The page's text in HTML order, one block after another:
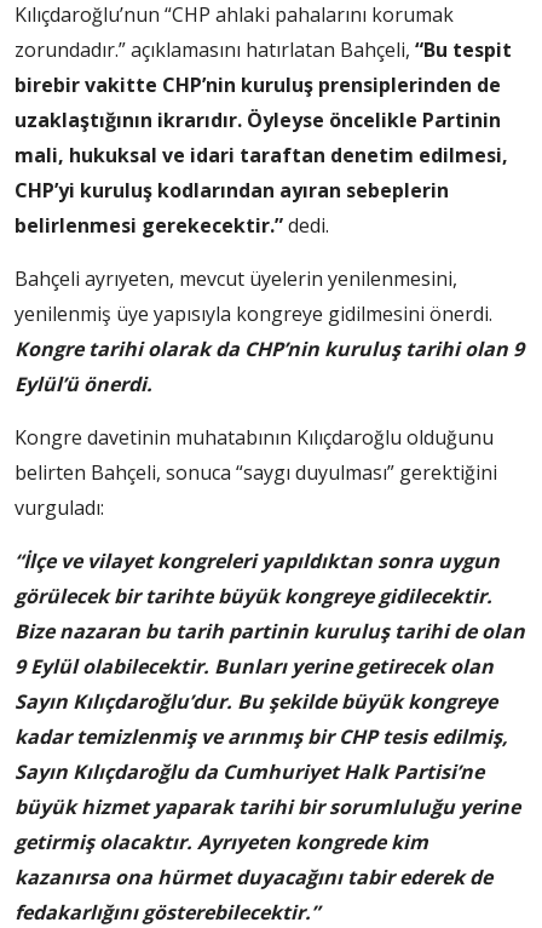
Kılıçdaroğlu’nun “CHP ahlaki pahalarını korumak
zorundadır.” açıklamasını hatırlatan Bahçeli, “Bu tespit
birebir vakitte CHP’nin kuruluş prensiplerinden de
uzaklaştığının ikrarıdır. Öyleyse öncelikle Partinin
mali, hukuksal ve idari taraftan denetim edilmesi,
CHP’yi kuruluş kodlarından ayıran sebeplerin
belirlenmesi gerekecektir.”dedi.
Bahçeli ayrıyeten, mevcut üyelerin yenilenmesini,
yenilenmiş üye yapısıyla kongreye gidilmesini önerdi.
Kongre tarihi olarak da CHP’nin kuruluş tarihi olan 9
Eylül’ü önerdi.
Kongre davetinin muhatabının Kılıçdaroğlu olduğunu
belirten Bahçeli, sonuca “saygı duyulması” gerektiğini
vurguladı:
“İlçe ve vilayet kongreleri yapıldıktan sonra uygun
görülecek bir tarihte büyük kongreye gidilecektir.
Bize nazaran bu tarih partinin kuruluş tarihi de olan
9 Eylül olabilecektir. Bunları yerine getirecek olan
Sayın Kılıçdaroğlu’dur. Bu şekilde büyük kongreye
kadar temizlenmiş ve arınmış bir CHP tesis edilmiş,
Sayın Kılıçdaroğlu da Cumhuriyet Halk Partisi’ne
büyük hizmet yaparak tarihi bir sorumluluğu yerine
getirmiş olacaktır. Ayrıyeten kongrede kim
kazanırsa ona hürmet duyacağını tabir ederek de
fedakarlığını gösterebilecektir.”